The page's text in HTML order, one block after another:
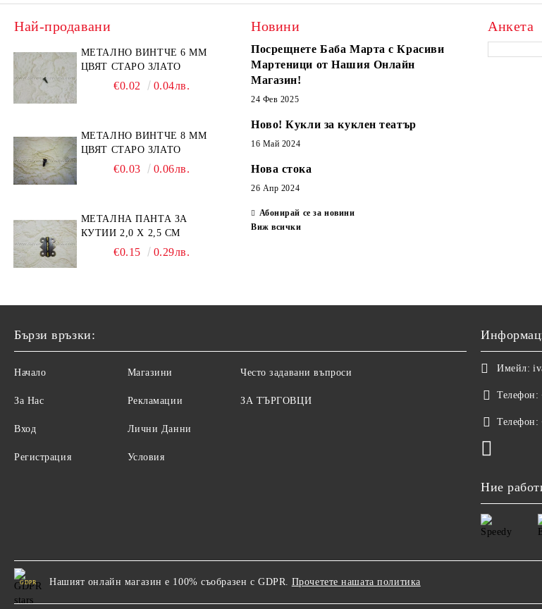
Най-продавани
МЕТАЛНО ВИНТЧЕ 6 ММ
ЦВЯТ СТАРО ЗЛАТО
€0.02 0.04лв.
МЕТАЛНО ВИНТЧЕ 8 ММ
ЦВЯТ СТАРО ЗЛАТО
€0.03 0.06лв.
МЕТАЛНА ПАНТА ЗА
КУТИИ 2,0 Х 2,5 СМ
€0.15 0.29лв.
Новини
Посрещнете Баба Марта с Красиви
Мартеници от Нашия Онлайн
Магазин!
24 Фев 2025
Ново! Кукли за куклен театър
16 Май 2024
Нова стока
26 Апр 2024
Абонирай се за новини
Виж всички
Анкета
Бързи връзки:
Начало
За Нас
Вход
Регистрация
Магазини
Рекламации
Лични Данни
Условия
Често задавани въпроси
ЗА ТЪРГОВЦИ
Имейл:
Телефон:
Телефон:
Ние
GDPR Нашият онлайн магазин е 100% съобразен с GDPR. Прочетете нашата политика